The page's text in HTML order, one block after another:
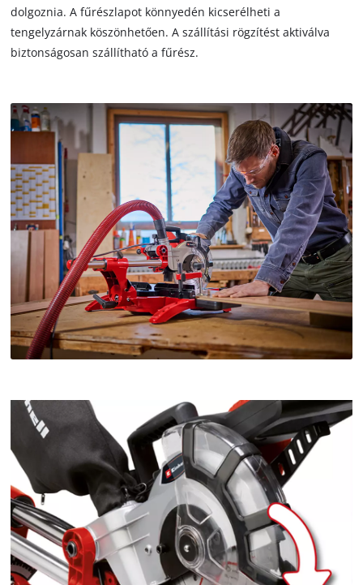
dolgoznia. A fűrészlapot könnyedén kicserélheti a
tengelyzárnak köszönhetően. A szállítási rögzítést aktiválva
biztonságosan szállítható a fűrész.